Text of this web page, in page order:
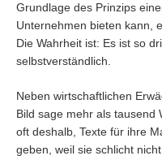
Grundlage des Prinzips
Unternehmen bieten kann,
Die Wahrheit ist: Es ist so
selbstverständlich.
Neben wirtschaftlichen
Bild sage mehr als tausend
oft deshalb, Texte für ihre
geben, weil sie schlicht